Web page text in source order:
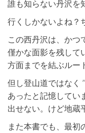
誰も知らない丹沢を
行くしかないよね？
この西丹沢は、かつ
僅かな面影を残して
方面までを結ぶルー
但し登山道ではなく
あったと記憶してい
出せない。けど地蔵
また本書でも、最初